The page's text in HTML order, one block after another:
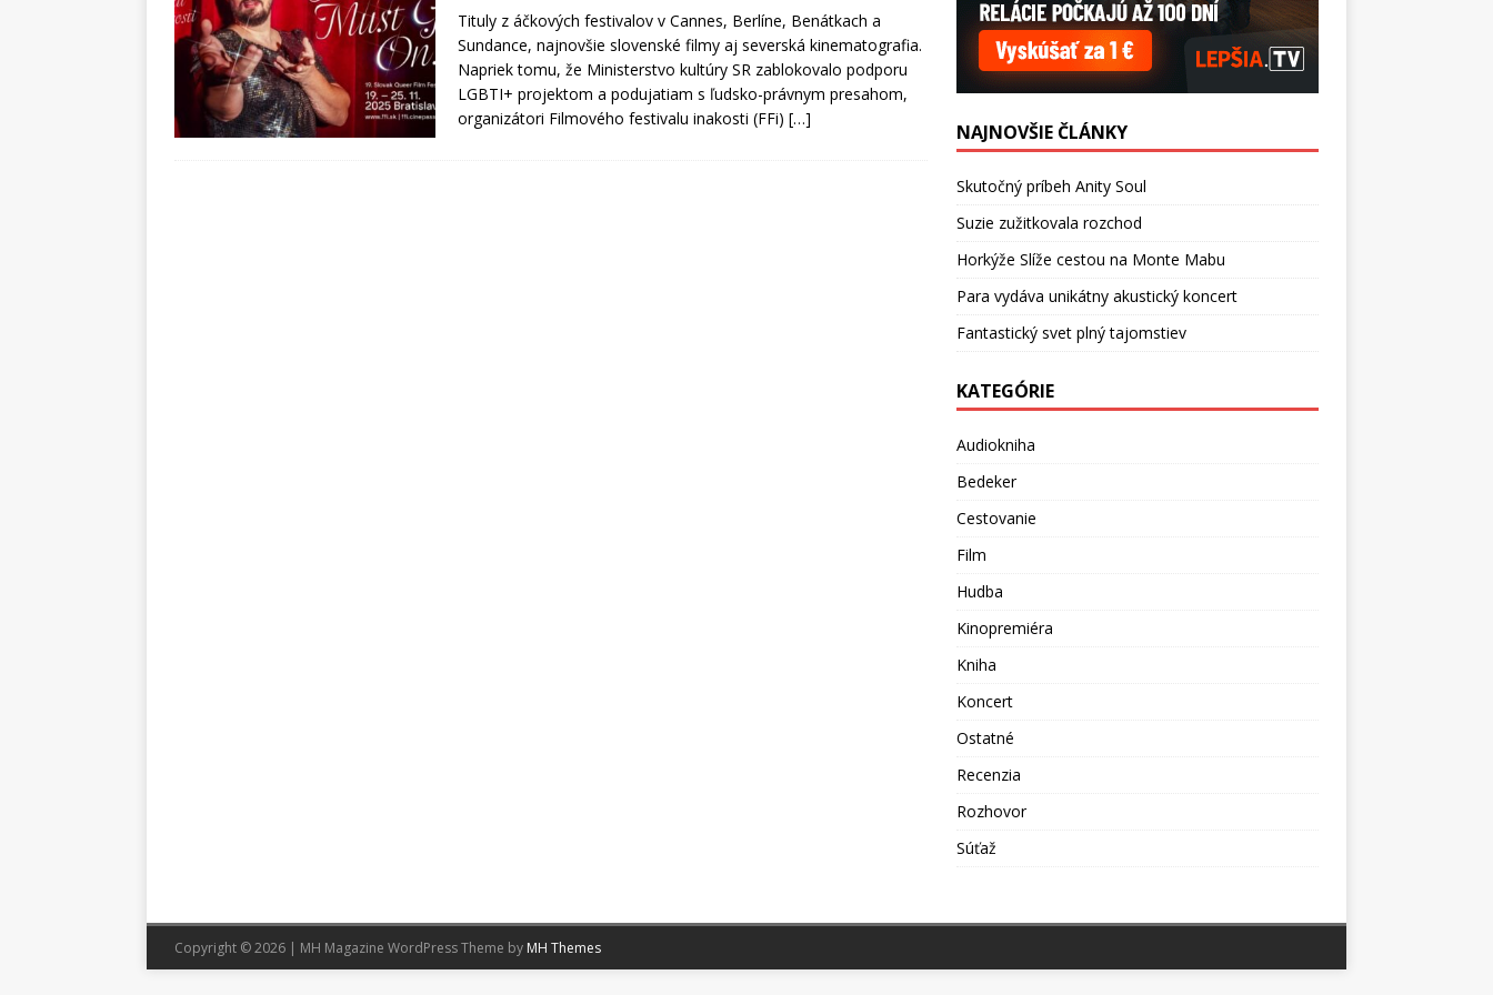
Tituly z áčkových festivalov v Cannes, Berlíne, Benátkach a
Sundance, najnovšie slovenské filmy aj severská kinematografia.
Napriek tomu, že Ministerstvo kultúry SR zablokovalo podporu
LGBTI+ projektom a podujatiam s ľudsko-právnym presahom,
organizátori Filmového festivalu inakosti (FFi) […]
NAJNOVŠIE ČLÁNKY
Skutočný príbeh Anity Soul
Suzie zužitkovala rozchod
Horkýže Slíže cestou na Monte Mabu
Para vydáva unikátny akustický koncert
Fantastický svet plný tajomstiev
KATEGÓRIE
Audiokniha
Bedeker
Cestovanie
Film
Hudba
Kinopremiéra
Kniha
Koncert
Ostatné
Recenzia
Rozhovor
Súťaž
Copyright © 2026 | MH Magazine WordPress Theme by MH Themes